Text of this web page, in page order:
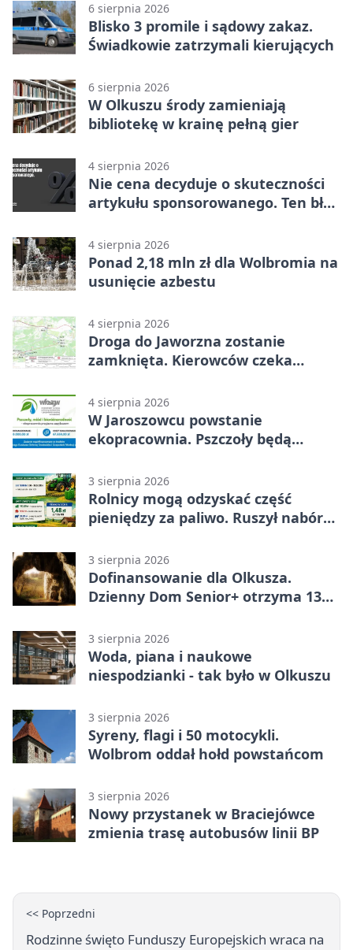
6 sierpnia 2026
Blisko 3 promile i sądowy zakaz.
Świadkowie zatrzymali kierujących
6 sierpnia 2026
W Olkuszu środy zamieniają
bibliotekę w krainę pełną gier
4 sierpnia 2026
Nie cena decyduje o skuteczności
artykułu sponsorowanego. Ten błąd
4 sierpnia 2026
Ponad 2,18 mln zł dla Wolbromia na
usunięcie azbestu
4 sierpnia 2026
Droga do Jaworzna zostanie
zamknięta. Kierowców czeka
4 sierpnia 2026
W Jaroszowcu powstanie
ekopracownia. Pszczoły będą
3 sierpnia 2026
Rolnicy mogą odzyskać część
pieniędzy za paliwo. Ruszył nabór
3 sierpnia 2026
Dofinansowanie dla Olkusza.
Dzienny Dom Senior+ otrzyma 134
3 sierpnia 2026
Woda, piana i naukowe
niespodzianki - tak było w Olkuszu
3 sierpnia 2026
Syreny, flagi i 50 motocykli.
Wolbrom oddał hołd powstańcom
3 sierpnia 2026
Nowy przystanek w Braciejówce
zmienia trasę autobusów linii BP
<< Poprzedni
Rodzinne święto Funduszy Europejskich wraca na